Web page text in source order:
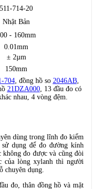
511-714-20
Nhật Bản
- 160mm
0.01mm
± 2µm
150mm
704, đồng hồ so 2046AB,
21DZA000, 13 đầu đo có
nhau, 4 vòng đệm.
dùng trong lĩnh đo kiểm
dụng để đo đường kính
không đo được và cũng đòi
của lòng xylanh thì người
chuyên dụng.
đo, thân đồng hồ và mặt